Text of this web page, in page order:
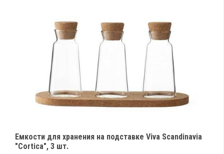
Емкости для хранения на подставке Viva Scandinavia
"Cortica", 3 шт.